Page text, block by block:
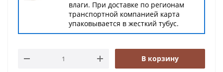
влаги. При доставке по регионам
транспортной компанией карта
упаковывается в жесткий тубус.
В корзину